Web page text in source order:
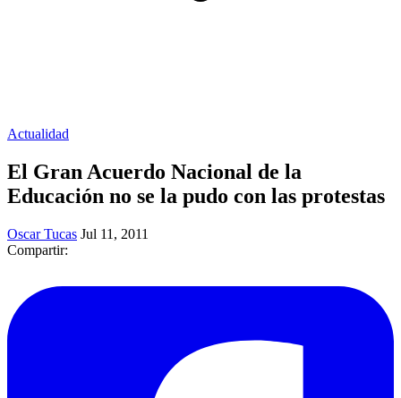
Actualidad
El Gran Acuerdo Nacional de la
Educación no se la pudo con las protestas
Oscar Tucas Jul 11, 2011
Compartir: